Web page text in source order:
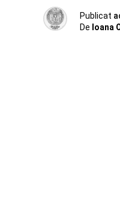
Publicat
De Ioana